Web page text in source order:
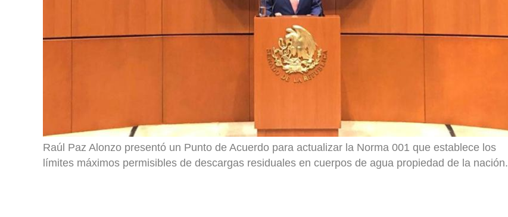
Raúl Paz Alonzo presentó un Punto de Acuerdo para actualizar la Norma 001 que establece los
límites máximos permisibles de descargas residuales en cuerpos de agua propiedad de la nación.